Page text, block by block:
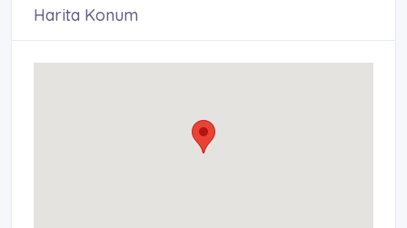
Harita Konum